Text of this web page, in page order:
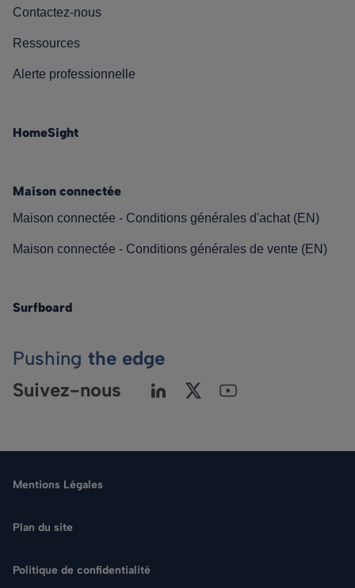
Contactez-nous
Ressources
Alerte professionnelle
HomeSight
Maison connectée
Maison connectée - Conditions générales d'achat (EN)
Maison connectée - Conditions générales de vente (EN)
Surfboard
Pushing the edge
Suivez-nous
Mentions Légales
Plan du site
Politique de confidentialité